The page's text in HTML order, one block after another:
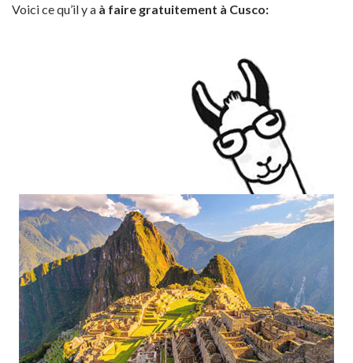
Voici ce qu’il y a à faire gratuitement à Cusco: